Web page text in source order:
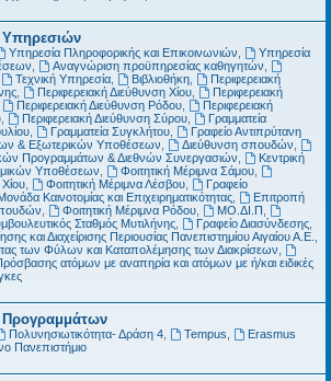
Υπηρεσιών
Υπηρεσία Πληροφορικής και Επικοινωνιών
Υπηρεσία
Αναγνώριση προϋπηρεσίας καθηγητών
Τεχνική Υπηρεσία, Βιβλιοθήκη,
Περιφερειακή
Περιφερειακή Διεύθυνση Χίου,
Περιφερειακή
Περιφερειακή Διεύθυνση Ρόδου,
Περιφερειακή
Περιφερειακή Διεύθυνση Σύρου,
Γραμματεία
Γραμματεία Συγκλήτου,
Γραφείο Αντιπρύτανη
& Εξωτερικών Υποθέσεων
Διεύθυνση σπουδών
Προγραμμάτων & Διεθνών Συνεργασιών
Κεντρική
Υποθέσεων
Φοιτητική Μέριμνα Σάμου,
Φοιτητική Μέριμνα Λέσβου,
Γραφείο
Καινοτομίας και Επιχειρηματικότητας,
Επιτροπή
Φοιτητική Μέριμνα Ρόδου, ΜΟ.ΔΙ.Π
Σταθμός Μυτιλήνης, Γραφείο Διασύνδεσης,
και Διαχείρισης Περιουσίας Πανεπιστημίου Αιγαίου Α.Ε.
των Φύλων και Καταπολέμησης των Διακρίσεων
ατόμων με αναπηρία και ατόμων με ή/και ειδικές
Προγραμμάτων
Πολυνησιωτικότητα- Δράση 4, Tempus
Erasmus
Πανεπιστήμιο